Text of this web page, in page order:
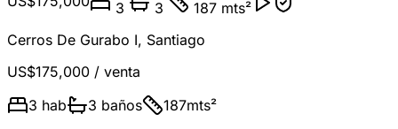
3 3
187 mts²
Cerros De Gurabo I, Santiago
US$175,000 / venta
3 hab 3 baños 187mts²